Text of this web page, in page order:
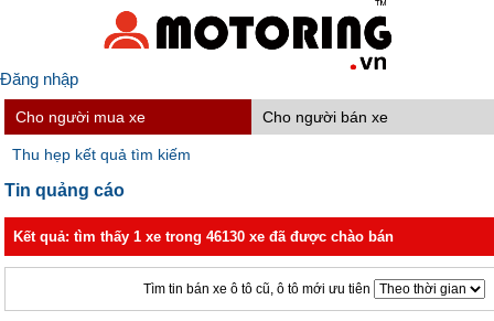
Đăng nhập
Cho người mua xe Cho người bán xe
Thu hẹp kết quả tìm kiếm
Tin quảng cáo
Kết quả: tìm thấy 1 xe trong 46130 xe đã được chào bán
Tìm tin bán xe ô tô cũ, ô tô mới ưu tiên